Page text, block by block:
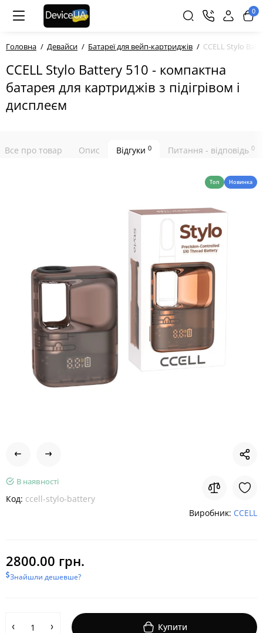
0
Головна Девайси Батареї для вейп-картриджів CCELL Stylo
CCELL Stylo Battery 510 - компактна
батарея для картриджів з підігрівом і
дисплеєм
Все про товар Опис Відгуки 0 Питання - відповідь 0
Топ Новинка
В наявності
Код: ccell-stylo-battery
Виробник: CCELL
2800.00 грн.
Знайшли дешевше?
Купити